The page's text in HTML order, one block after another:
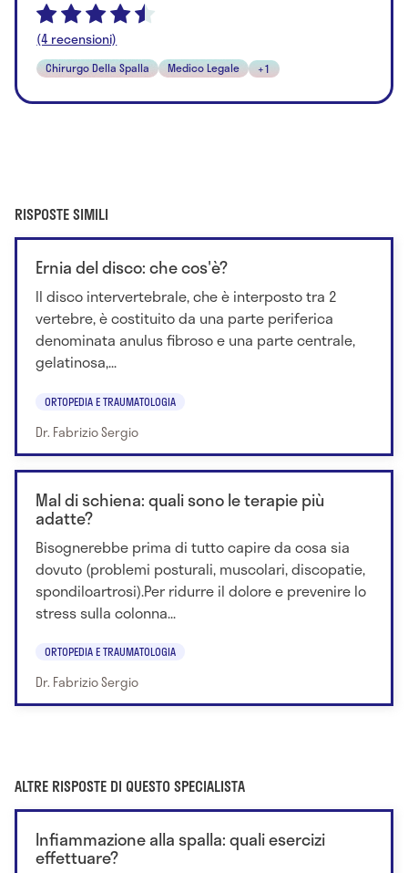
(4 recensioni)
Chirurgo Della Spalla Medico Legale +1
RISPOSTE SIMILI
Ernia del disco: che cos'è?
Il disco intervertebrale, che è interposto tra 2
vertebre, è costituito da una parte periferica
denominata anulus fibroso e una parte centrale,
gelatinosa,...
ORTOPEDIA E TRAUMATOLOGIA
Dr. Fabrizio Sergio
Mal di schiena: quali sono le terapie più
adatte?
Bisognerebbe prima di tutto capire da cosa sia
dovuto (problemi posturali, muscolari, discopatie,
spondiloartrosi).Per ridurre il dolore e prevenire lo
stress sulla colonna...
ORTOPEDIA E TRAUMATOLOGIA
Dr. Fabrizio Sergio
ALTRE RISPOSTE DI QUESTO SPECIALISTA
Infiammazione alla spalla: quali esercizi
effettuare?